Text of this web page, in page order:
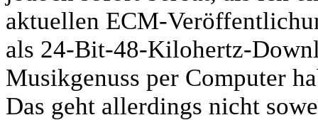
aktuellen ECM-
als 24-Bit-48-Kilohertz-
Musikgenuss per Computer
Das geht allerdings nicht